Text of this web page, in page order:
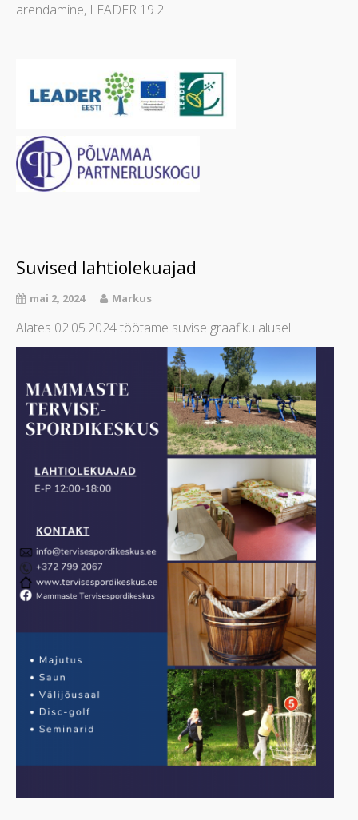
arendamine, LEADER 19.2.
Suvised lahtiolekuajad
mai 2, 2024 Markus
Alates 02.05.2024 töötame suvise graafiku alusel.